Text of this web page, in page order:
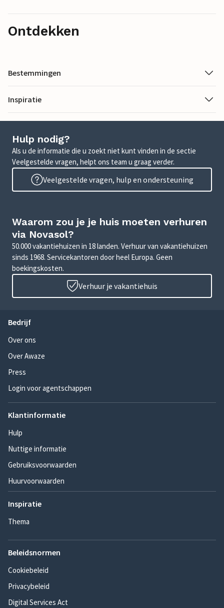
Ontdekken
Bestemmingen
Inspiratie
Hulp nodig?
Als u de informatie die u zoekt niet kunt vinden in de sectie
Veelgestelde vragen, helpt ons team u graag verder.
Veelgestelde vragen, hulp en ondersteuning
Waarom zou je je huis moeten verhuren
via Novasol?
50.000 vakantiehuizen in 18 landen. Verhuur van vakantiehuizen
sinds 1968. Servicekantoren door heel Europa. Geen
boekingskosten.
Verhuur je vakantiehuis
Bedrijf
Over ons
Over Awaze
Press
Login voor agentschappen
Klantinformatie
Hulp
Nuttige informatie
Gebruiksvoorwaarden
Huurvoorwaarden
Inspiratie
Thema
Beleidsnormen
Cookiebeleid
Privacybeleid
Digital Services Act